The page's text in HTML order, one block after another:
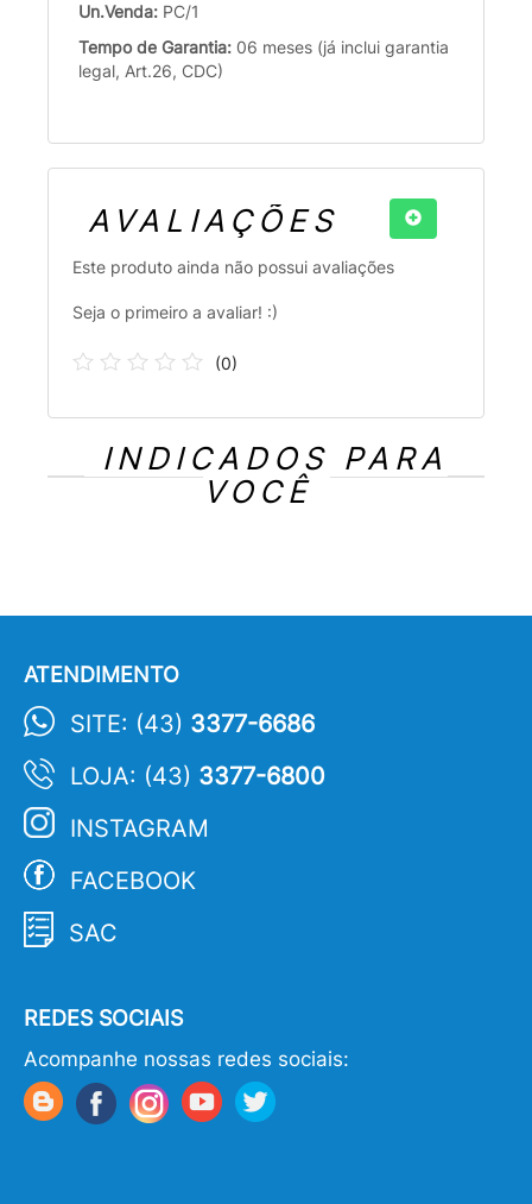
Un.Venda: PC/1
Tempo de Garantia: 06 meses (já inclui garantia
legal, Art.26, CDC)
AVALIAÇÕES
Este produto ainda não possui avaliações
Seja o primeiro a avaliar! :)
(0)
INDICADOS PARA
VOCÊ
ATENDIMENTO
SITE: (43) 3377-6686
LOJA: (43) 3377-6800
INSTAGRAM
FACEBOOK
SAC
REDES SOCIAIS
Acompanhe nossas redes sociais: